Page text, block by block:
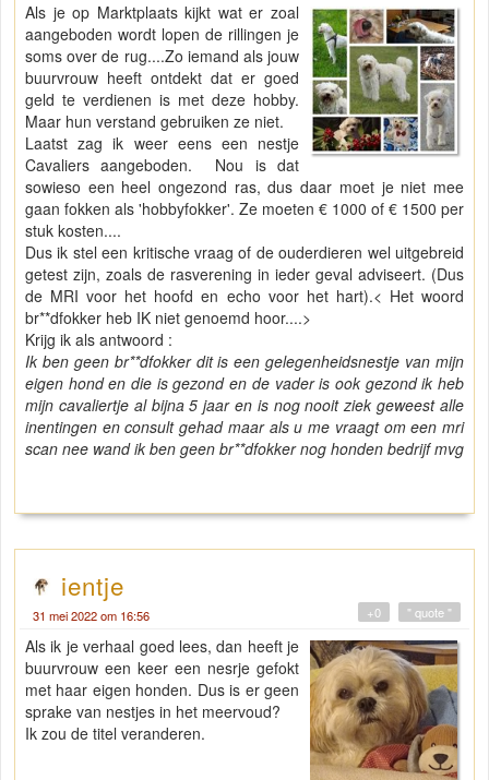
Als je op Marktplaats kijkt wat er zoal
aangeboden wordt lopen de rillingen je
soms over de rug....Zo iemand als jouw
buurvrouw heeft ontdekt dat er goed
geld te verdienen is met deze hobby.
Maar hun verstand gebruiken ze niet.
Laatst zag ik weer eens een nestje
Cavaliers aangeboden. Nou is dat
sowieso een heel ongezond ras, dus daar moet je niet mee
gaan fokken als 'hobbyfokker'. Ze moeten € 1000 of € 1500 per
stuk kosten....
Dus ik stel een kritische vraag of de ouderdieren wel uitgebreid
getest zijn, zoals de rasverening in ieder geval adviseert. (Dus
de MRI voor het hoofd en echo voor het hart).< Het woord
br**dfokker heb IK niet genoemd hoor....>
Krijg ik als antwoord :
Ik ben geen br**dfokker dit is een gelegenheidsnestje van mijn
eigen hond en die is gezond en de vader is ook gezond ik heb
mijn cavaliertje al bijna 5 jaar en is nog nooit ziek geweest alle
inentingen en consult gehad maar als u me vraagt om een mri
scan nee wand ik ben geen br**dfokker nog honden bedrijf mvg
ientje
31 mei 2022 om 16:56 " quote "
+0
Als ik je verhaal goed lees, dan heeft je
buurvrouw een keer een nesrje gefokt
met haar eigen honden. Dus is er geen
sprake van nestjes in het meervoud?
Ik zou de titel veranderen.